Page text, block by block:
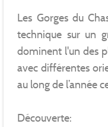
Les Gorges du
technique sur un
dominent l'un des
avec différentes
au long de l’année
Découverte: